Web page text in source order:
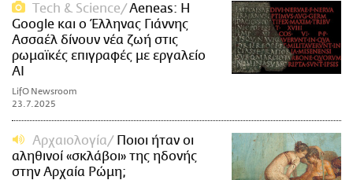
Τech & Science
Aeneas: Η
Google και ο Έλληνας Γιάννης
Ασσαέλ δίνουν νέα ζωή στις
ρωμαϊκές επιγραφές με εργαλείο
AI
LifO Newsroom
23.7.2025
Αρχαιολογία
Ποιοι ήταν οι
αληθινοί «σκλάβοι» της ηδονής
στην Αρχαία Ρώμη;